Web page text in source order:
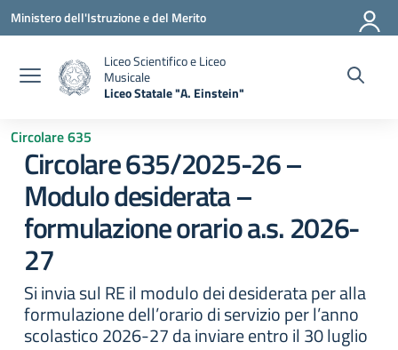
Vai ai contenuti
Vai al menu di navigazione
Vai al footer
Ministero dell'Istruzione e del Merito
Liceo Scientifico e Liceo
Musicale
Liceo Statale "A. Einstein"
Circolare 635
Circolare 635/2025-26 –
Modulo desiderata –
formulazione orario a.s. 2026-
27
Si invia sul RE il modulo dei desiderata per alla
formulazione dell’orario di servizio per l’anno
scolastico 2026-27 da inviare entro il 30 luglio